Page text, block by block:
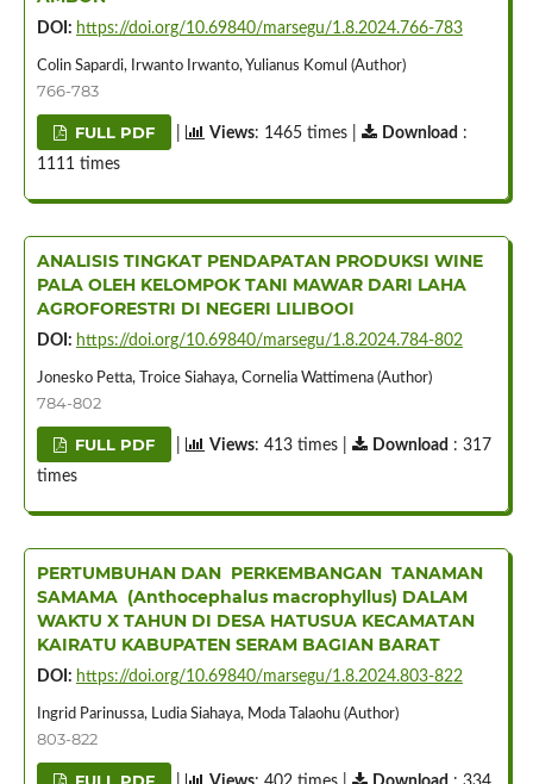
DOI: https://doi.org/10.69840/marsegu/1.8.2024.766-783
Colin Sapardi, Irwanto Irwanto, Yulianus Komul (Author)
766-783
FULL PDF Views: 1465 times | Download :
1111 times
ANALISIS TINGKAT PENDAPATAN PRODUKSI WINE
PALA OLEH KELOMPOK TANI MAWAR DARI LAHA
AGROFORESTRI DI NEGERI LILIBOOI
DOI: https://doi.org/10.69840/marsegu/1.8.2024.784-802
Jonesko Petta, Troice Siahaya, Cornelia Wattimena (Author)
784-802
FULL PDF Views: 413 times | Download : 317
times
PERTUMBUHAN DAN PERKEMBANGAN TANAMAN
SAMAMA (Anthocephalus macrophyllus) DALAM
WAKTU X TAHUN DI DESA HATUSUA KECAMATAN
KAIRATU KABUPATEN SERAM BAGIAN BARAT
DOI: https://doi.org/10.69840/marsegu/1.8.2024.803-822
Ingrid Parinussa, Ludia Siahaya, Moda Talaohu (Author)
803-822